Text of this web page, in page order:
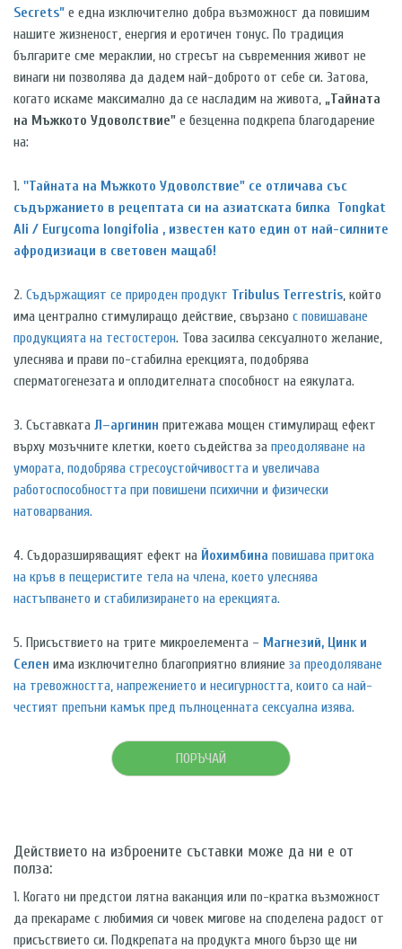
Secrets” е една изключително добра възможност да повишим
нашите жизненост, енергия и еротичен тонус. По традиция
българите сме мераклии, но стресът на съвременния живот не
винаги ни позволява да дадем най-доброто от себе си. Затова,
когато искаме максимално да се насладим на живота, „Тайната
на Мъжкото Удоволствие" е безценна подкрепа благодарение
на:
1. ''Тайната на Мъжкото Удоволствие" се отличава със
съдържанието в рецептата си на азиатската билка Tongkat
Ali / Eurycoma longifolia , известен като един от най-силните
афродизиаци в световен мащаб!
2. Съдържащият се природен продукт Tribulus Terrestris, който
има централно стимулиращо действие, свързано с повишаване
продукцията на тестостерон. Това засилва сексуалното желание,
улеснява и прави по-стабилна ерекцията, подобрява
сперматогенезата и оплодителната способност на еякулата.
3. Съставката Л–аргинин притежава мощен стимулиращ ефект
върху мозъчните клетки, което съдейства за преодоляване на
умората, подобрява стресоустойчивостта и увеличава
работоспособността при повишени психични и физически
натоварвания.
4. Съдоразширяващият ефект на Йохимбина повишава притока
на кръв в пещеристите тела на члена, което улеснява
настъпването и стабилизирането на ерекцията.
5. Присъствието на трите микроелемента – Магнезий, Цинк и
Селен има изключително благоприятно влияние за преодоляване
на тревожността, напрежението и несигурността, които са най-
честият препъни камък пред пълноценната сексуална изява.
ПОРЪЧАЙ
Действието на изброените съставки може да ни е от
полза:
1. Когато ни предстои лятна ваканция или по-кратка възможност
да прекараме с любимия си човек мигове на споделена радост от
присъствието си. Подкрепата на продукта много бързо ще ни